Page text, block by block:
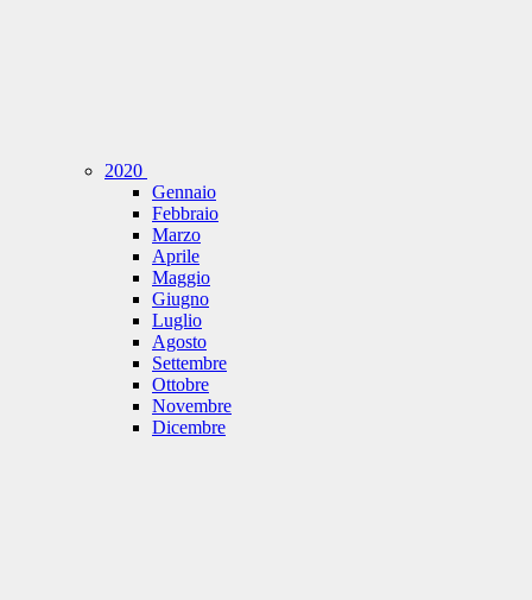
2020
Gennaio
Febbraio
Marzo
Aprile
Maggio
Giugno
Luglio
Agosto
Settembre
Ottobre
Novembre
Dicembre